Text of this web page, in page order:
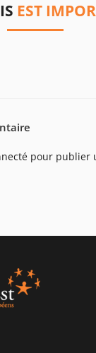
EST
pour publier